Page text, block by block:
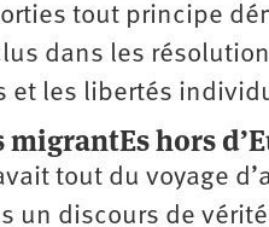
tout principe
dans les
et les libertés
migrantEs hors
tout du voyage
un discours de